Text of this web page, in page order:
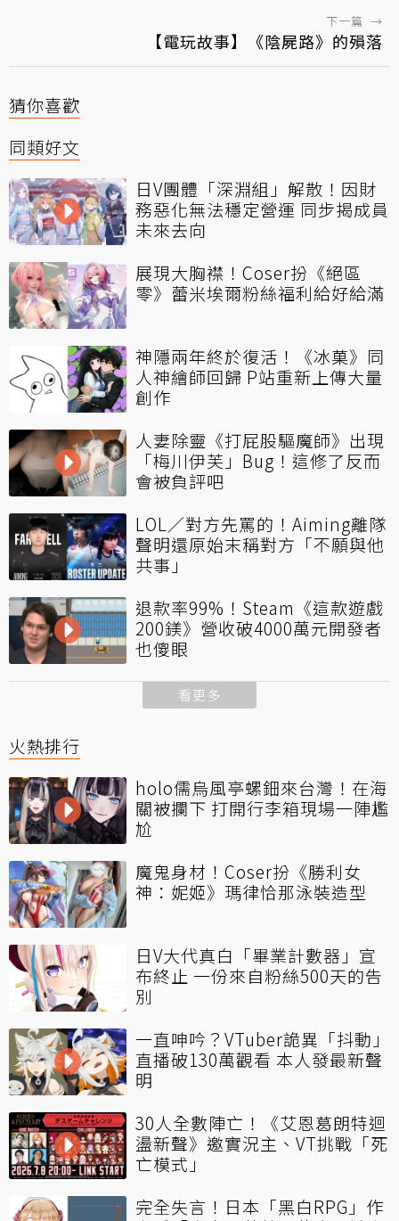
下一篇 →
【電玩故事】《陰屍路》的殞落
猜你喜歡
同類好文
日V團體「深淵組」解散！因財
務惡化無法穩定營運 同步揭成員
未來去向
展現大胸襟！Coser扮《絕區
零》蕾米埃爾粉絲福利給好給滿
神隱兩年終於復活！《冰菓》同
人神繪師回歸 P站重新上傳大量
創作
人妻除靈《打屁股驅魔師》出現
「梅川伊芙」Bug！這修了反而
會被負評吧
LOL／對方先罵的！Aiming離隊
聲明還原始末稱對方「不願與他
共事」
退款率99%！Steam《這款遊戲
200鎂》營收破4000萬元開發者
也傻眼
看更多
火熱排行
holo儒烏風亭螺鈿來台灣！在海
關被攔下 打開行李箱現場一陣尷
尬
魔鬼身材！Coser扮《勝利女
神：妮姬》瑪律恰那泳裝造型
日V大代真白「畢業計數器」宣
布終止 一份來自粉絲500天的告
別
一直呻吟？VTuber詭異「抖動」
直播破130萬觀看 本人發最新聲
明
30人全數陣亡！《艾恩葛朗特迴
盪新聲》邀實況主、VT挑戰「死
亡模式」
完全失言！日本「黑白RPG」作